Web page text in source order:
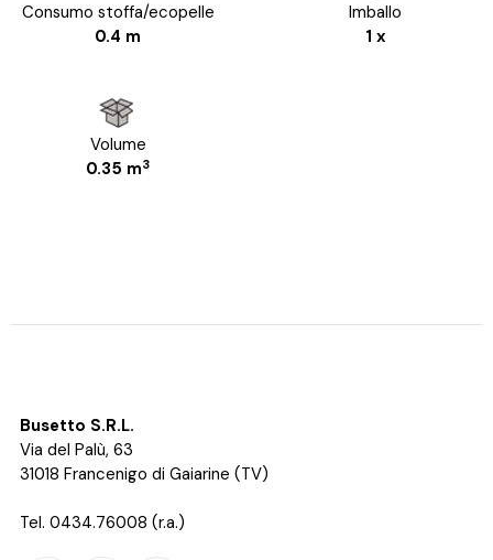
Consumo stoffa/ecopelle
0.4 m
Imballo
1 x
Volume
0.35 m3
Busetto S.R.L.
Via del Palù, 63
31018 Francenigo di Gaiarine (TV)
Tel. 0434.76008 (r.a.)